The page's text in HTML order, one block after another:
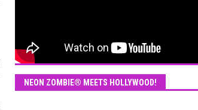
NEON ZOMBIE® MEETS HOLLYWOOD!